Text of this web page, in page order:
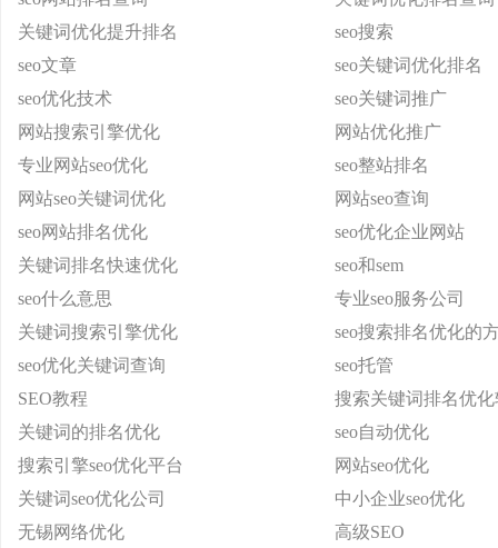
关键词优化提升排名
seo搜索
seo文章
seo关键词优化排名
seo优化技术
seo关键词推广
网站搜索引擎优化
网站优化推广
专业网站seo优化
seo整站排名
网站seo关键词优化
网站seo查询
seo网站排名优化
seo优化企业网站
关键词排名快速优化
seo和sem
seo什么意思
专业seo服务公司
关键词搜索引擎优化
seo搜索排名优化的
seo优化关键词查询
seo托管
SEO教程
搜索关键词排名优
关键词的排名优化
seo自动优化
搜索引擎seo优化平台
网站seo优化
关键词seo优化公司
中小企业seo优化
无锡网络优化
高级SEO